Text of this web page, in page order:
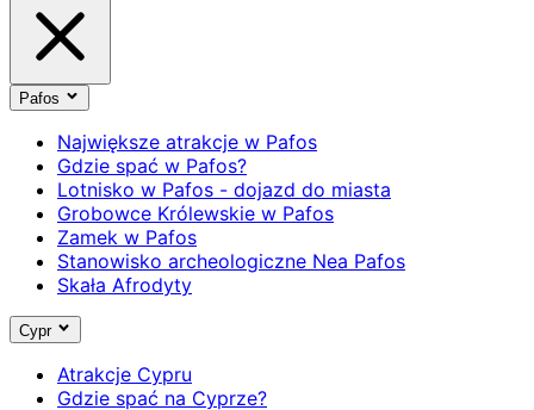
Pafos
Największe atrakcje w Pafos
Gdzie spać w Pafos?
Lotnisko w Pafos - dojazd do miasta
Grobowce Królewskie w Pafos
Zamek w Pafos
Stanowisko archeologiczne Nea Pafos
Skała Afrodyty
Cypr
Atrakcje Cypru
Gdzie spać na Cyprze?